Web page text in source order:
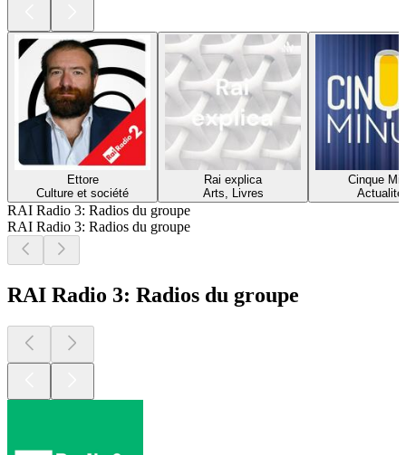
Ettore
Culture et société
Rai explica
Arts, Livres
Cinque
RAI Radio 3: Radios du groupe
RAI Radio 3: Radios du groupe
RAI Radio 3: Radios du groupe